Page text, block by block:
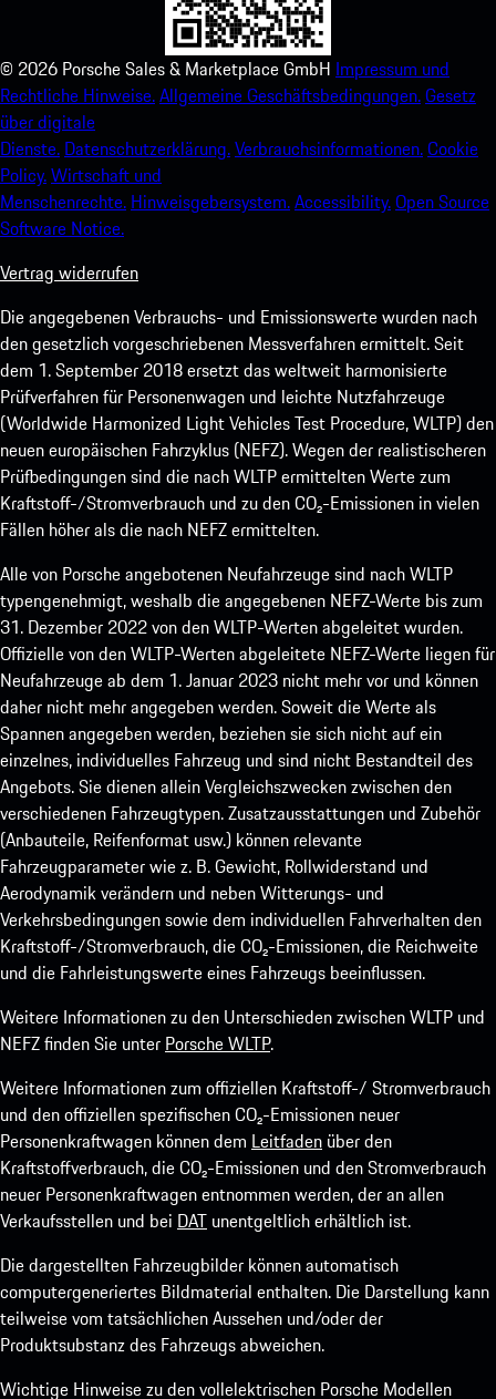
© 2026 Porsche Sales & Marketplace GmbH Impressum und
Rechtliche Hinweise.Allgemeine Geschäftsbedingungen.Gesetz
über digitale
Dienste. Datenschutzerklärung.Verbrauchsinformationen.Cookie
Policy.Wirtschaft und
Menschenrechte. Hinweisgebersystem.Accessibility.Open Source
Software Notice.
Vertrag widerrufen
Die angegebenen Verbrauchs- und Emissionswerte wurden nach
den gesetzlich vorgeschriebenen Messverfahren ermittelt. Seit
dem 1. September 2018 ersetzt das weltweit harmonisierte
Prüfverfahren für Personenwagen und leichte Nutzfahrzeuge
(Worldwide Harmonized Light Vehicles Test Procedure, WLTP) den
neuen europäischen Fahrzyklus (NEFZ). Wegen der realistischeren
Prüfbedingungen sind die nach WLTP ermittelten Werte zum
Kraftstoff-/Stromverbrauch und zu den CO₂-Emissionen in vielen
Fällen höher als die nach NEFZ ermittelten.
Alle von Porsche angebotenen Neufahrzeuge sind nach WLTP
typengenehmigt, weshalb die angegebenen NEFZ-Werte bis zum
31. Dezember 2022 von den WLTP-Werten abgeleitet wurden.
Offizielle von den WLTP-Werten abgeleitete NEFZ-Werte liegen für
Neufahrzeuge ab dem 1. Januar 2023 nicht mehr vor und können
daher nicht mehr angegeben werden. Soweit die Werte als
Spannen angegeben werden, beziehen sie sich nicht auf ein
einzelnes, individuelles Fahrzeug und sind nicht Bestandteil des
Angebots. Sie dienen allein Vergleichszwecken zwischen den
verschiedenen Fahrzeugtypen. Zusatzausstattungen und Zubehör
(Anbauteile, Reifenformat usw.) können relevante
Fahrzeugparameter wie z. B. Gewicht, Rollwiderstand und
Aerodynamik verändern und neben Witterungs- und
Verkehrsbedingungen sowie dem individuellen Fahrverhalten den
Kraftstoff-/Stromverbrauch, die CO₂-Emissionen, die Reichweite
und die Fahrleistungswerte eines Fahrzeugs beeinflussen.
Weitere Informationen zu den Unterschieden zwischen WLTP und
NEFZ finden Sie unter Porsche WLTP.
Weitere Informationen zum offiziellen Kraftstoff-/ Stromverbrauch
und den offiziellen spezifischen CO₂-Emissionen neuer
Personenkraftwagen können dem Leitfaden über den
Kraftstoffverbrauch, die CO₂-Emissionen und den Stromverbrauch
neuer Personenkraftwagen entnommen werden, der an allen
Verkaufsstellen und bei DAT unentgeltlich erhältlich ist.
Die dargestellten Fahrzeugbilder können automatisch
computergeneriertes Bildmaterial enthalten. Die Darstellung kann
teilweise vom tatsächlichen Aussehen und/oder der
Produktsubstanz des Fahrzeugs abweichen.
Wichtige Hinweise zu den vollelektrischen Porsche Modellen